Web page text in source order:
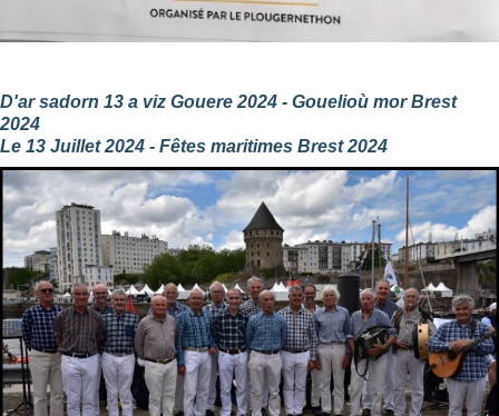
D'ar sadorn 13 a viz Gouere 2024 - Gouelioù mor Brest
2024
Le 13 Juillet 2024 - Fêtes maritimes Brest 2024